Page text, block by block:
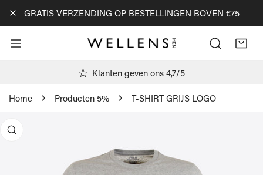
NAAR ARTIKEL
GRATIS VERZENDING OP BESTELLINGEN BOVEN €75
Klanten geven ons 4,7/5
Home Producten 5% T-SHIRT GRIJS LOGO